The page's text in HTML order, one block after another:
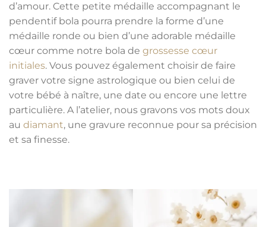
d’amour. Cette petite médaille accompagnant le
pendentif bola pourra prendre la forme d’une
médaille ronde ou bien d’une adorable médaille
cœur comme notre bola de grossesse cœur
initiales. Vous pouvez également choisir de faire
graver votre signe astrologique ou bien celui de
votre bébé à naître, une date ou encore une lettre
particulière. A l’atelier, nous gravons vos mots doux
au diamant, une gravure reconnue pour sa précision
et sa finesse.